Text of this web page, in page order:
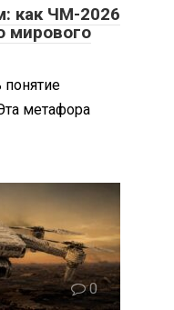
как ЧМ-2026
мирового
понятие
метафора
0